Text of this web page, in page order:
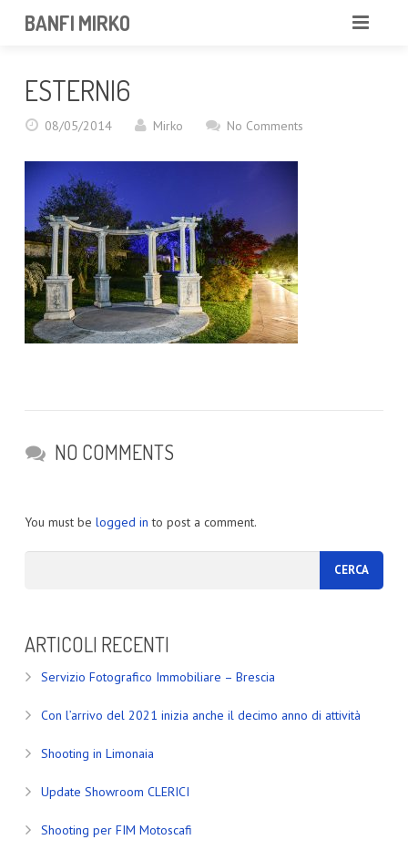
BANFI MIRKO
PORTFOLIO
SERVIZI
NEWS
CONTATTAMI
ESTERNI6
08/05/2014 Mirko No Comments
NO COMMENTS
You must be logged in to post a comment.
ARTICOLI RECENTI
Servizio Fotografico Immobiliare – Brescia
Con l’arrivo del 2021 inizia anche il decimo anno di attività
Shooting in Limonaia
Update Showroom CLERICI
Shooting per FIM Motoscafi